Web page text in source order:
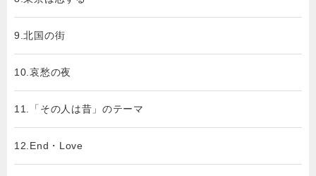
9.北国の街
10.哀愁の夜
11.「その人は昔」のテーマ
12.End・Love